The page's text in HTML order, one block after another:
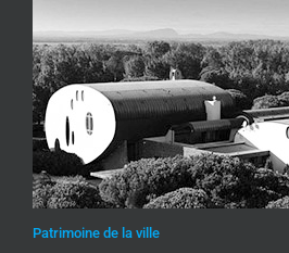
Patrimoine de la ville